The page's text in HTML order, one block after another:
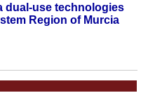
dual-use technologies
Region of Murcia